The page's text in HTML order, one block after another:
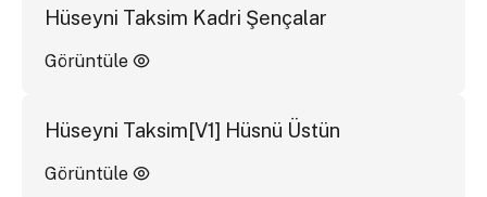
Hüseyni Taksim Kadri Şençalar
Görüntüle
Hüseyni Taksim[V1] Hüsnü Üstün
Görüntüle